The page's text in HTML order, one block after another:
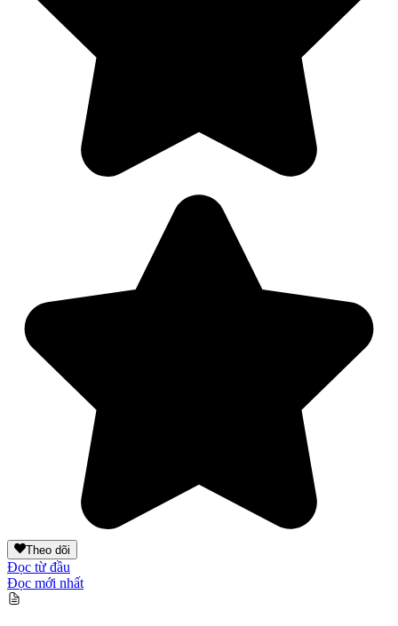
Theo dõi
Đọc từ đầu
Đọc mới nhất